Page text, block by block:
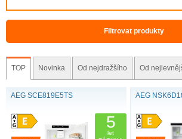
Filtrovat produkty
TOP Novinka Od nejdražšího Od
AEG SCE819E5TS
5
let
AEG